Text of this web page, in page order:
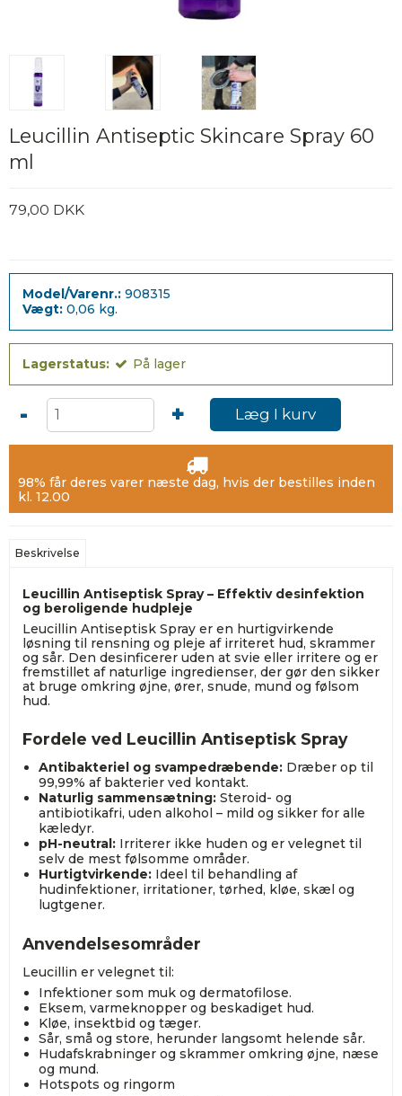
Leucillin Antiseptic Skincare Spray 60
ml
79,00 DKK
Model/Varenr.: 908315
Vægt: 0,06 kg.
Lagerstatus: På lager
- + Læg I kurv
98% får deres varer næste dag, hvis der bestilles inden
kl. 12.00
Beskrivelse
Leucillin Antiseptisk Spray – Effektiv desinfektion
og beroligende hudpleje
Leucillin Antiseptisk Spray er en hurtigvirkende
løsning til rensning og pleje af irriteret hud, skrammer
og sår. Den desinficerer uden at svie eller irritere og er
fremstillet af naturlige ingredienser, der gør den sikker
at bruge omkring øjne, ører, snude, mund og følsom
hud.
Fordele ved Leucillin Antiseptisk Spray
Antibakteriel og svampedræbende:Dræber op til
99,99% af bakterier ved kontakt.
Naturlig sammensætning:Steroid- og
antibiotikafri, uden alkohol – mild og sikker for alle
kæledyr.
pH-neutral:Irriterer ikke huden og er velegnet til
selv de mest følsomme områder.
Hurtigtvirkende:Ideel til behandling af
hudinfektioner, irritationer, tørhed, kløe, skæl og
lugtgener.
Anvendelsesområder
Leucillin er velegnet til:
Infektioner som muk og dermatofilose.
Eksem, varmeknopper og beskadiget hud.
Kløe, insektbid og tæger.
Sår, små og store, herunder langsomt helende sår.
Hudafskrabninger og skrammer omkring øjne, næse
og mund.
Hotspots og ringorm